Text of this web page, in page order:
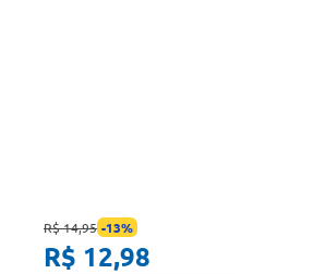
R$ 14,95 -13%
R$ 12,98